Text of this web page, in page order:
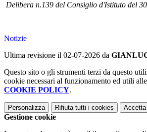
Delibera n.139 del Consiglio d'Istituto del
Notizie
Ultima revisione il 02-07-2026 da
Questo sito o gli strumenti terzi da questo
cookie necessari al funzionamento ed utili
COOKIE POLICY.
Personalizza Rifiuta tutti i cookies
Gestione cookie